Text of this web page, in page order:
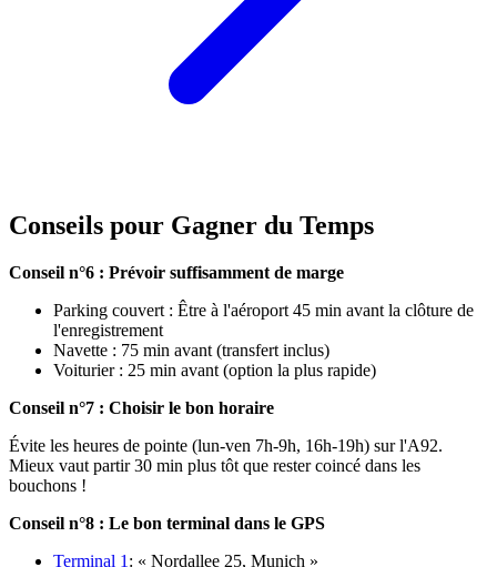
Conseils pour Gagner du Temps
Conseil n°6 : Prévoir suffisamment de marge
Parking couvert : Être à l'aéroport 45 min avant la clôture de
l'enregistrement
Navette : 75 min avant (transfert inclus)
Voiturier : 25 min avant (option la plus rapide)
Conseil n°7 : Choisir le bon horaire
Évite les heures de pointe (lun-ven 7h-9h, 16h-19h) sur l'A92.
Mieux vaut partir 30 min plus tôt que rester coincé dans les
bouchons !
Conseil n°8 : Le bon terminal dans le GPS
Terminal 1 : « Nordallee 25, Munich »